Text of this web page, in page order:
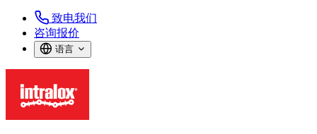
致电我们
咨询报价
语言